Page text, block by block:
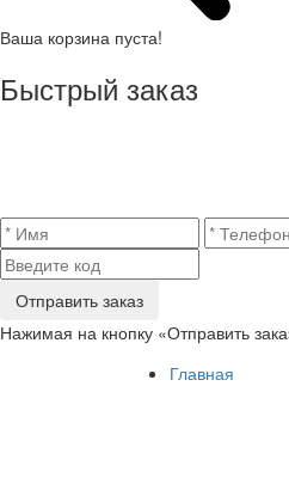
Ваша корзина пуста!
Быстрый заказ
Отправить заказ
Нажимая на кнопку «Отправить
Главная